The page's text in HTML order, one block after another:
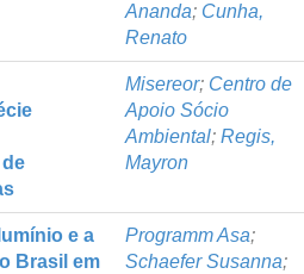
Ananda; Cunha,
Renato
Misereor; Centro de
Apoio Sócio
Ambiental; Regis,
Mayron
e a
Brasil em
Programm Asa;
Schaefer Susanna;